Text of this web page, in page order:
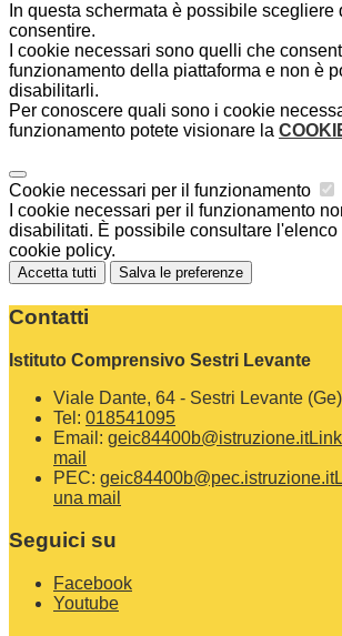
In questa schermata è possibile scegliere
consentire.
I cookie necessari sono quelli che
funzionamento della piattaforma e non è
disabilitarli.
Per conoscere quali sono i cookie
funzionamento potete visionare la
Cookie necessari per il funzionamento
I cookie necessari per il funzionamento
disabilitati. È possibile consultare
cookie policy.
Accetta tutti Salva le preferenze
Contatti
Istituto Comprensivo Sestri Levante
Viale Dante, 64 - Sestri Levante (Ge)
Tel: 018541095
Email: geic84400b@istruzione.it
mail
PEC: geic84400b@pec.istruzione.it
una mail
Seguici su
Facebook
Youtube